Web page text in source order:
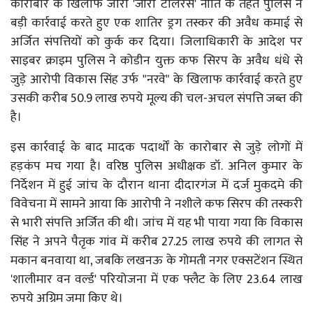
बड़ी कार्रवाई करते हुए एक शातिर ड्रग तस्कर की अवैध कमाई से
अर्जित संपत्तियों को कुर्क कर दिया। जिलाधिकारी के आदेश पर
साइबर क्राइम पुलिस ने कोडीन युक्त कफ सिरप के अवैध धंधे से
जुड़े आरोपी विकास सिंह उर्फ "नरवे" के खिलाफ कार्रवाई करते हुए
उसकी करीब 50.9 लाख रुपये मूल्य की चल-अचल संपत्ति जब्त की
है।
इस कार्रवाई के बाद मादक पदार्थों के कारोबार से जुड़े लोगों में
हड़कंप मच गया है। वरिष्ठ पुलिस अधीक्षक डॉ. अनिल कुमार के
निर्देशन में हुई जांच के दौरान थाना दीदारगंज में दर्ज मुकदमे की
विवेचना में सामने आया कि आरोपी ने नशीले कफ सिरप की तस्करी
से भारी संपत्ति अर्जित की थी। जांच में यह भी पाया गया कि विकास
सिंह ने अपने पैतृक गांव में करीब 27.25 लाख रुपये की लागत से
मकान बनवाया था, जबकि लखनऊ के गोमती नगर एक्सटेंशन स्थित
'शालीमार वन वर्ल्ड' परियोजना में एक फ्लैट के लिए 23.64 लाख
रुपये अग्रिम जमा किए थे।